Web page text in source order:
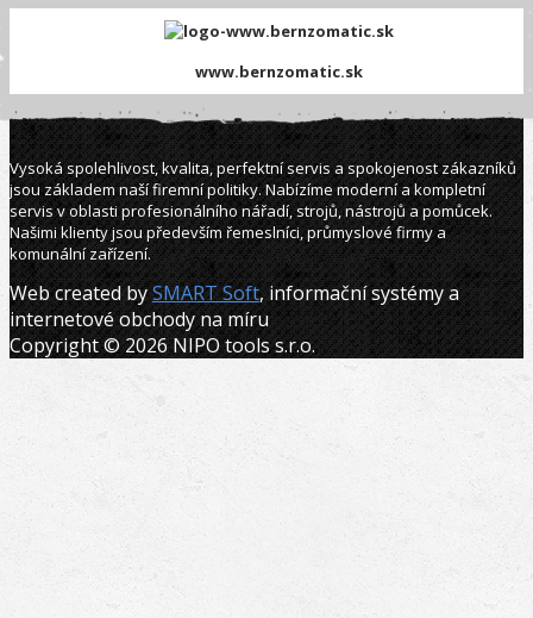
www.bernzomatic.sk
Vysoká spolehlivost, kvalita, perfektní servis a spokojenost zákazníků
jsou základem naší firemní politiky. Nabízíme moderní a kompletní
servis v oblasti profesionálního nářadí, strojů, nástrojů a pomůcek.
Našimi klienty jsou především řemeslníci, průmyslové firmy a
komunální zařízení.
Web created bySMART Soft, informační systémy a
internetové obchody na míru
Copyright © 2026 NIPO tools s.r.o.